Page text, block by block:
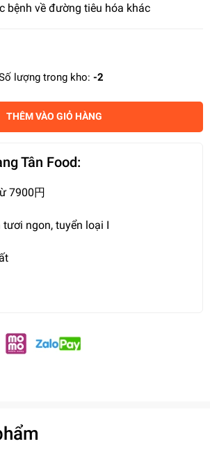
bệnh về đường tiêu hóa khác
lượng trong kho: -2
THÊM VÀO GIỎ HÀNG
Tân Food:
7900円
tươi ngon, tuyển loại I